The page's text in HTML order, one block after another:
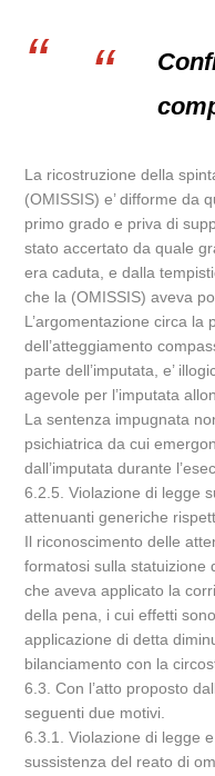
La ricostruzione della
(OMISSIS) e’ difforme da
primo grado e priva di
stato accertato da quale
era caduta, e dalla
che la (OMISSIS) aveva
L’argomentazione circa la
dell’atteggiamento
parte dell’imputata, e’
agevole per l’imputata
La sentenza impugnata
psichiatrica da cui
dall’imputata durante
6.2.5. Violazione di legge
attenuanti generiche
Il riconoscimento delle
formatosi sulla statuizione
che aveva applicato la
della pena, i cui effetti
applicazione di detta
bilanciamento con la
6.3. Con l’atto proposto
seguenti due motivi.
6.3.1. Violazione di legge
sussistenza del reato di